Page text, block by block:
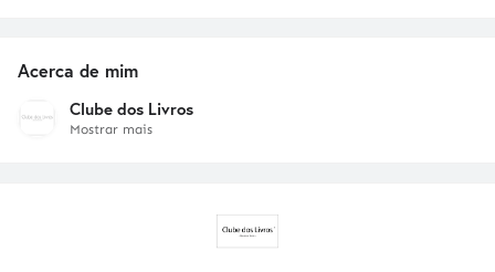
Acerca de mim
Clube dos Livros
Mostrar mais